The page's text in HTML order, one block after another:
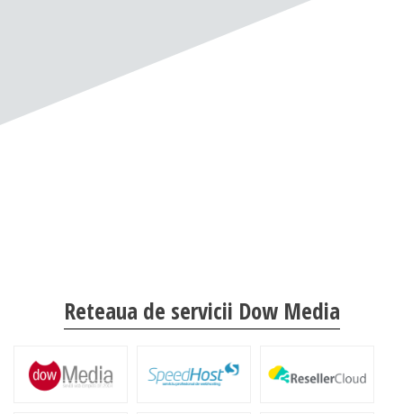
Reteaua de servicii Dow Media